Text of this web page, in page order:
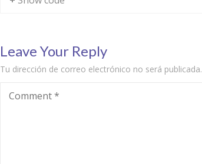
Leave Your Reply
Tu dirección de correo electrónico no será publicada.
Comment*